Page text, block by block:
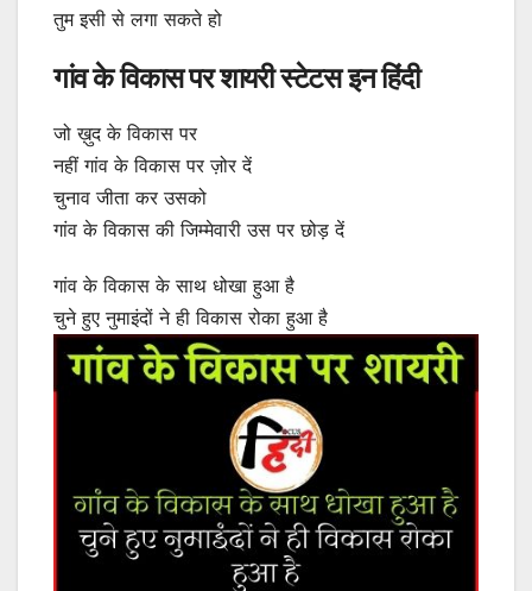
तुम इसी से लगा सकते हो
गांव के विकास पर शायरी स्टेटस इन हिंदी
जो ख़ुद के विकास पर
नहीं गांव के विकास पर ज़ोर दें
चुनाव जीता कर उसको
गांव के विकास की जिम्मेवारी उस पर छोड़ दें
गांव के विकास के साथ धोखा हुआ है
चुने हुए नुमाइंदों ने ही विकास रोका हुआ है